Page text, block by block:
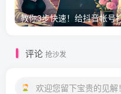
评论 抢沙发
欢迎您留下宝贵的见解！